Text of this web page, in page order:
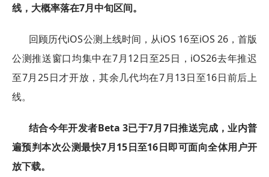
线，大概率落在7月中旬区间。
回顾历代iOS公测上线时间，从iOS 16至iOS 26，首版
公测推送窗口均集中在7月12日至25日，iOS26去年推迟
至7月25日才开放，其余几代均在7月13日至16日前后上
线。
结合今年开发者Beta 3已于7月7日推送完成，业内普
遍预判本次公测最快7月15日至16日即可面向全体用户开
放下载。